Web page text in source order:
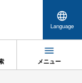
Language
メニュー